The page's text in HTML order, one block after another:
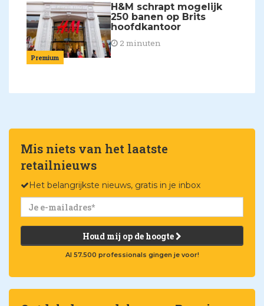
Premium
H&M schrapt mogelijk
250 banen op Brits
hoofdkantoor
2 minuten
Mis niets van het laatste
retailnieuws
Het belangrijkste nieuws, gratis in je inbox
Houd mij op de hoogte
Al 57.500 professionals gingen je voor!